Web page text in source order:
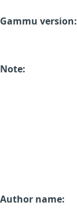
Gammu version:
Note:
Author name: